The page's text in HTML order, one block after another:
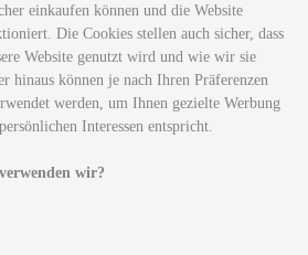
einkaufen können und die Website
Die Cookies stellen auch sicher, dass
Website genutzt wird und wie wir sie
hinaus können je nach Ihren Präferenzen
werden, um Ihnen gezielte Werbung
Interessen entspricht.
wir?